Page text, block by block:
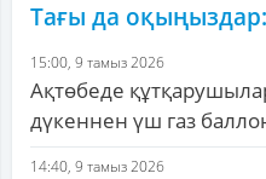
Тағы да оқыңыздар:
15:00, 9 тамыз 2026
Ақтөбеде
дүкеннен үш газ
14:40, 9 тамыз 2026